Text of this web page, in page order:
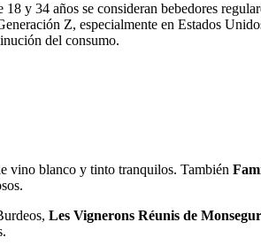
y 34 años se consideran bebedores
Z, especialmente en Estados
del consumo.
vino blanco y tinto tranquilos. También
Les Vignerons Réunis de Monsegur